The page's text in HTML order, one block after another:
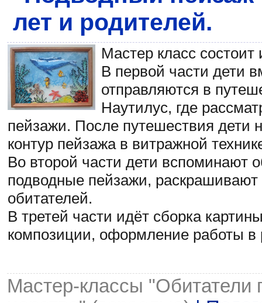
лет и родителей.
Мастер класс состоит
В первой части дети
отправляются в
Наутилус, где
пейзажи. После путешествия дети
контур пейзажа в витражной
Во второй части дети вспоминают
подводные пейзажи,
обитателей.
В третей части идёт сборка
композиции, оформление работы в
Мастер-классы "Обитатели